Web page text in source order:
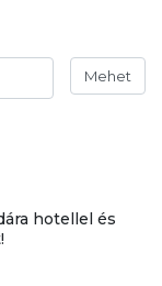
Mehet
hotellel és